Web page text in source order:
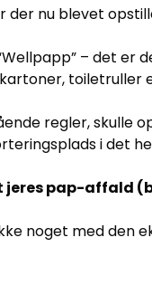
der nu blevet
– det er
regler, skulle
i det
pap-affald
noget med